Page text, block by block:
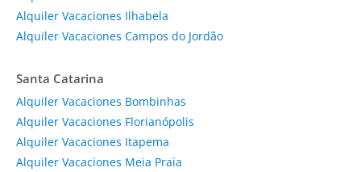
Alquiler Vacaciones Ilhabela
Alquiler Vacaciones Campos do Jordão
Santa Catarina
Alquiler Vacaciones Bombinhas
Alquiler Vacaciones Florianópolis
Alquiler Vacaciones Itapema
Alquiler Vacaciones Meia Praia